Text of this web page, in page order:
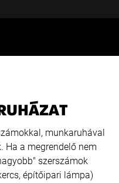
munkaruhával
Ha a megrendelő nem
szerszámok
építőipari lámpa)